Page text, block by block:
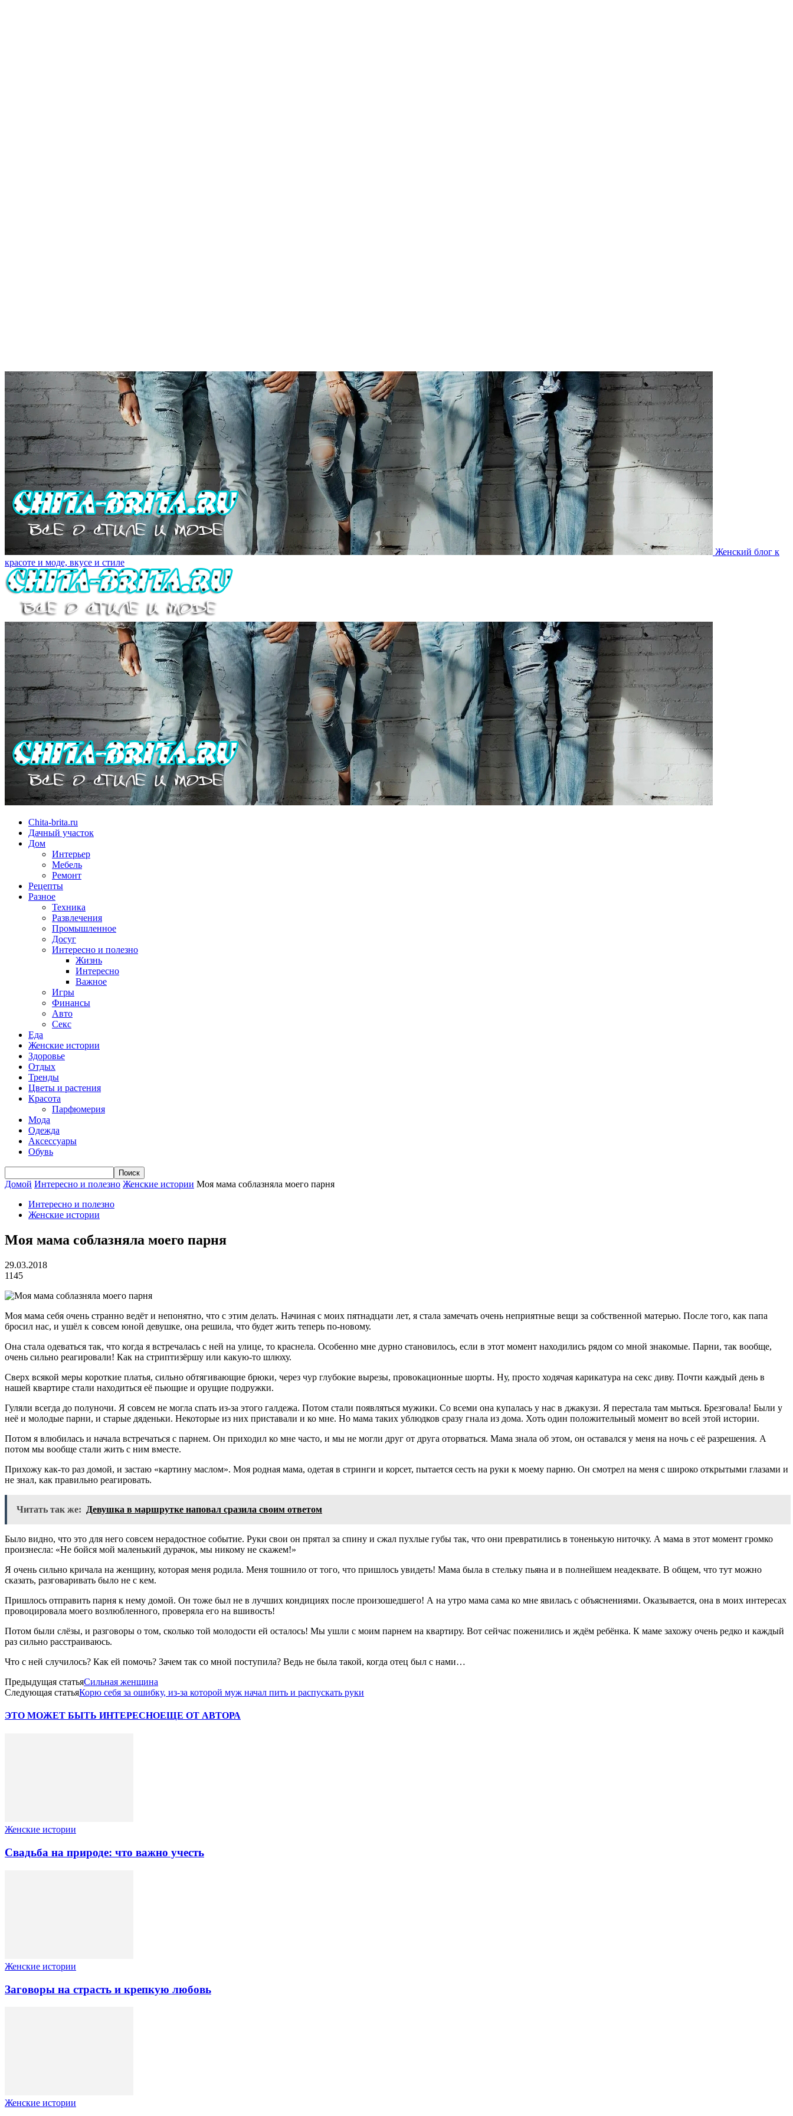
Женский блог к
красоте и моде, вкусе и стиле
Chita-brita.ru
Дачный участок
Дом
Интерьер
Мебель
Ремонт
Рецепты
Разное
Техника
Развлечения
Промышленное
Досуг
Интересно и полезно
Жизнь
Интересно
Важное
Игры
Финансы
Авто
Секс
Еда
Женские истории
Здоровье
Отдых
Тренды
Цветы и растения
Красота
Парфюмерия
Мода
Одежда
Аксессуары
Обувь
Домой Интересно и полезно Женские истории Моя мама соблазняла моего парня
Интересно и полезно
Женские истории
Моя мама соблазняла моего парня
29.03.2018
1145
Моя мама себя очень странно ведёт и непонятно, что с этим делать. Начиная с моих пятнадцати лет, я стала замечать очень неприятные вещи за собственной матерью. После того, как папа
бросил нас, и ушёл к совсем юной девушке, она решила, что будет жить теперь по-новому.
Она стала одеваться так, что когда я встречалась с ней на улице, то краснела. Особенно мне дурно становилось, если в этот момент находились рядом со мной знакомые. Парни, так вообще,
очень сильно реагировали! Как на стриптизёршу или какую-то шлюху.
Сверх всякой меры короткие платья, сильно обтягивающие брюки, через чур глубокие вырезы, провокационные шорты. Ну, просто ходячая карикатура на секс диву. Почти каждый день в
нашей квартире стали находиться её пьющие и орущие подружки.
Гуляли всегда до полуночи. Я совсем не могла спать из-за этого галдежа. Потом стали появляться мужики. Со всеми она купалась у нас в джакузи. Я перестала там мыться. Брезговала! Были у
неё и молодые парни, и старые дяденьки. Некоторые из них приставали и ко мне. Но мама таких ублюдков сразу гнала из дома. Хоть один положительный момент во всей этой истории.
Потом я влюбилась и начала встречаться с парнем. Он приходил ко мне часто, и мы не могли друг от друга оторваться. Мама знала об этом, он оставался у меня на ночь с её разрешения. А
потом мы вообще стали жить с ним вместе.
Прихожу как-то раз домой, и застаю «картину маслом». Моя родная мама, одетая в стринги и корсет, пытается сесть на руки к моему парню. Он смотрел на меня с широко открытыми глазами и
не знал, как правильно реагировать.
Читать так же: Девушка в маршрутке наповал сразила своим ответом
Было видно, что это для него совсем нерадостное событие. Руки свои он прятал за спину и сжал пухлые губы так, что они превратились в тоненькую ниточку. А мама в этот момент громко
произнесла: «Не бойся мой маленький дурачок, мы никому не скажем!»
Я очень сильно кричала на женщину, которая меня родила. Меня тошнило от того, что пришлось увидеть! Мама была в стельку пьяна и в полнейшем неадеквате. В общем, что тут можно
сказать, разговаривать было не с кем.
Пришлось отправить парня к нему домой. Он тоже был не в лучших кондициях после произошедшего! А на утро мама сама ко мне явилась с объяснениями. Оказывается, она в моих интересах
провоцировала моего возлюбленного, проверяла его на вшивость!
Потом были слёзы, и разговоры о том, сколько той молодости ей осталось! Мы ушли с моим парнем на квартиру. Вот сейчас поженились и ждём ребёнка. К маме захожу очень редко и каждый
раз сильно расстраиваюсь.
Что с ней случилось? Как ей помочь? Зачем так со мной поступила? Ведь не была такой, когда отец был с нами…
Предыдущая статьяСильная женщина
Следующая статьяКорю себя за ошибку, из-за которой муж начал пить и распускать руки
ЭТО МОЖЕТ БЫТЬ ИНТЕРЕСНОЕЩЕ ОТ АВТОРА
Женские истории
Свадьба на природе: что важно учесть
Женские истории
Заговоры на страсть и крепкую любовь
Женские истории